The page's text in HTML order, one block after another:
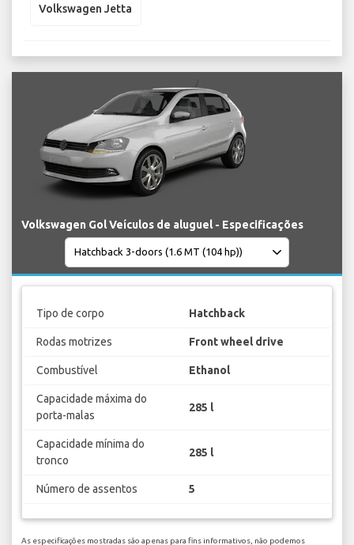
Volkswagen Jetta
Volkswagen Gol Veículos de aluguel - Especificações
Tipo de corpo Hatchback
Rodas motrizes Front wheel drive
Combustível Ethanol
Capacidade máxima do
porta-malas
285 l
Capacidade mínima do
tronco
285 l
Número de assentos 5
As especificações mostradas são apenas para fins informativos, não podemos